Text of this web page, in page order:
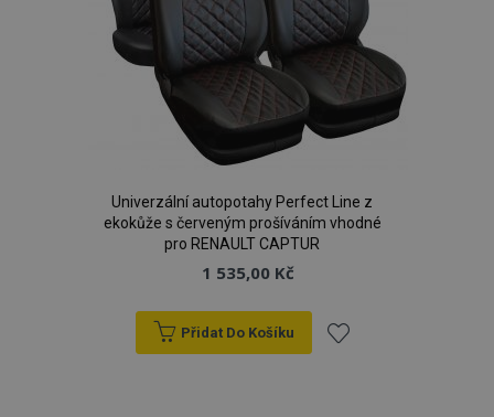
Univerzální autopotahy Perfect Line z
ekokůže s červeným prošíváním vhodné
pro RENAULT CAPTUR
1 535,00 Kč
Přidat Do Košíku